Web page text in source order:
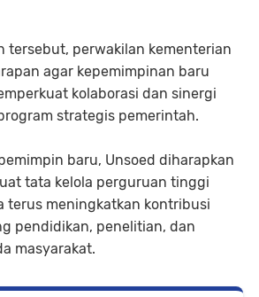
tersebut, perwakilan kementerian
agar kepemimpinan baru
kolaborasi dan sinergi
strategis pemerintah.
baru, Unsoed diharapkan
tata kelola perguruan tinggi
terus meningkatkan kontribusi
pendidikan, penelitian, dan
masyarakat.